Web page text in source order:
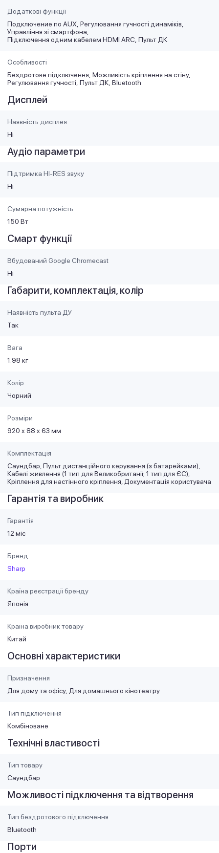
Додаткові функції
Подключение по AUX Регулювання гучності динаміків
Управління зі смартфона
Підключення одним кабелем HDMI ARC Пульт ДК
Особливості
Бездротове підключення Можливість кріплення на стіну
Регулювання гучності Пульт ДК Bluetooth
Дисплей
Наявність дисплея
Ні
Аудіо параметри
Підтримка HI-RES звуку
Ні
Сумарна потужність
150 Вт
Смарт функції
Вбудований Google Chromecast
Ні
Габарити, комплектація, колір
Наявність пульта ДУ
Так
Вага
1.98 кг
Колір
Чорний
Розміри
920 x 88 x 63 мм
Комплектація
Саундбар, Пульт дистанційного керування (з батарейками),
Кабелі живлення (1 тип для Великобританії; 1 тип для ЄС),
Кріплення для настінного кріплення, Документація користувача
Гарантія та виробник
Гарантія
12 міс
Бренд
Sharp
Країна реєстрації бренду
Японія
Країна виробник товару
Китай
Основні характеристики
Призначення
Для дому та офісу Для домашнього кінотеатру
Тип підключення
Комбіноване
Технічні властивості
Тип товару
Саундбар
Можливості підключення та відтворення
Тип бездротового підключення
Bluetooth
Порти